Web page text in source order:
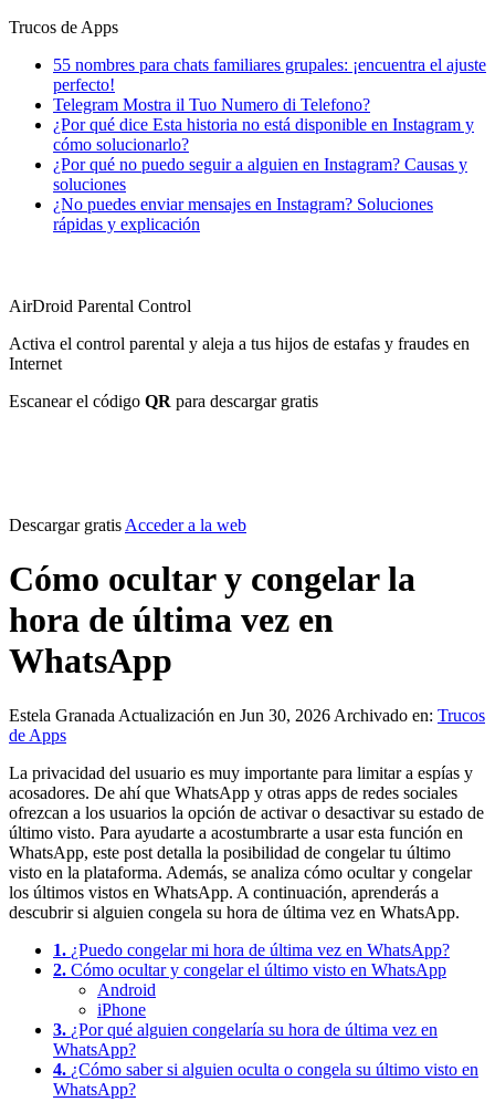
Trucos de Apps
55 nombres para chats familiares grupales: ¡encuentra el ajuste
perfecto!
Telegram Mostra il Tuo Numero di Telefono?
¿Por qué dice Esta historia no está disponible en Instagram y
cómo solucionarlo?
¿Por qué no puedo seguir a alguien en Instagram? Causas y
soluciones
¿No puedes enviar mensajes en Instagram? Soluciones
rápidas y explicación
AirDroid Parental Control
Activa el control parental y aleja a tus hijos de estafas y fraudes en
Internet
Escanear el código QR para descargar gratis
Descargar gratis Acceder a la web
Cómo ocultar y congelar la
hora de última vez en
WhatsApp
Estela Granada Actualización en Jun 30, 2026 Archivado en: Trucos
de Apps
La privacidad del usuario es muy importante para limitar a espías y
acosadores. De ahí que WhatsApp y otras apps de redes sociales
ofrezcan a los usuarios la opción de activar o desactivar su estado de
último visto. Para ayudarte a acostumbrarte a usar esta función en
WhatsApp, este post detalla la posibilidad de congelar tu último
visto en la plataforma. Además, se analiza cómo ocultar y congelar
los últimos vistos en WhatsApp. A continuación, aprenderás a
descubrir si alguien congela su hora de última vez en WhatsApp.
1. ¿Puedo congelar mi hora de última vez en WhatsApp?
2. Cómo ocultar y congelar el último visto en WhatsApp
Android
iPhone
3. ¿Por qué alguien congelaría su hora de última vez en
WhatsApp?
4. ¿Cómo saber si alguien oculta o congela su último visto en
WhatsApp?